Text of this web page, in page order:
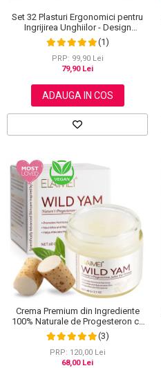
Set 32 Plasturi Ergonomici pentru
Ingrijirea Unghiilor - Design
Adaptabil si Protectie Intensa
Nocturna
(1)
PRP: 99,90 Lei
79,90 Lei
ADAUGA IN COS
Crema Premium din Ingrediente
100% Naturale de Progesteron ce
amelioreaza Menstruatia sau
Menopauza, Elaimei 60 g
(3)
PRP: 120,00 Lei
68,00 Lei